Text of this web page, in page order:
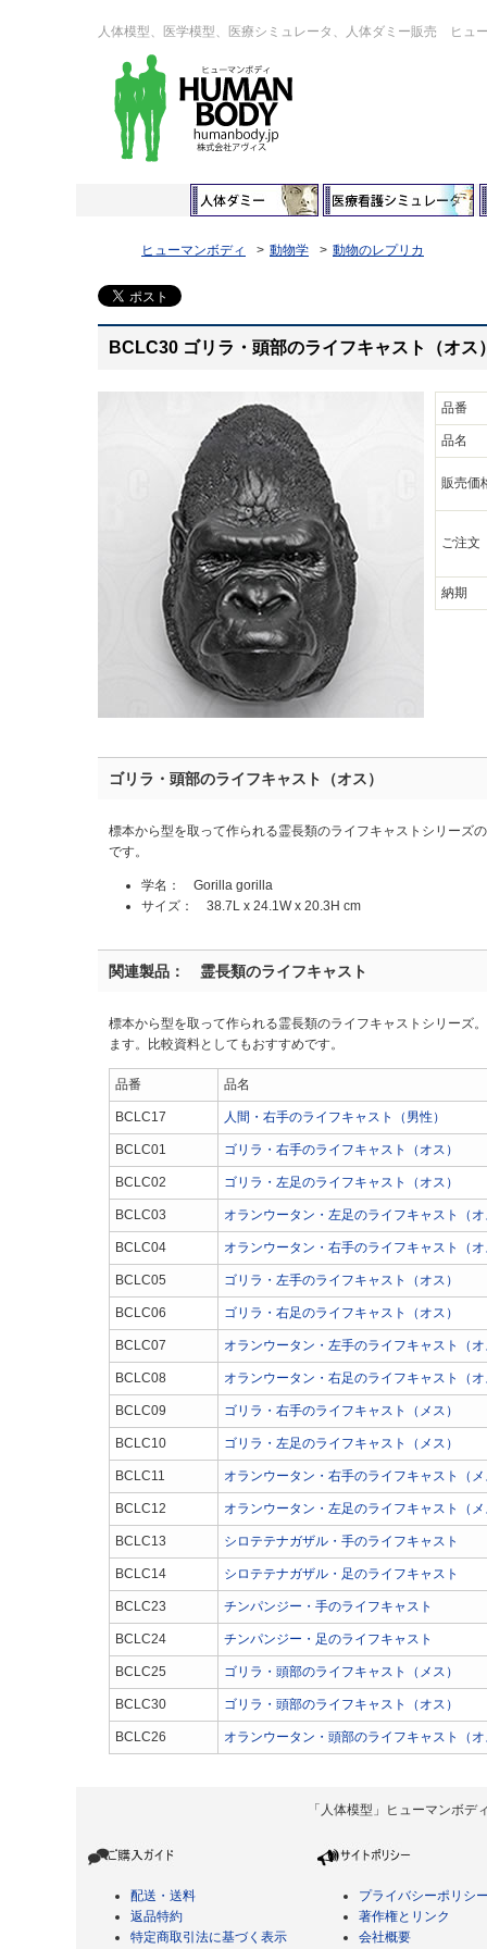
人体模型、医学模型、医療シミュレータ、人体ダミー販売 ヒュ
ヒューマンボディ 動物学 動物のレプリカ
BCLC30 ゴリラ・頭部のライフキャスト（オス
品番
品名
販売価
ご注文
納期
ゴリラ・頭部のライフキャスト（オス）
標本から型を取って作られる霊長類のライフキャストシリー
です。
学名： Gorilla gorilla
サイズ： 38.7L x 24.1W x 20.3H cm
関連製品： 霊長類のライフキャスト
標本から型を取って作られる霊長類のライフキャストシリーズ
ます。比較資料としてもおすすめです。
品番 品名
BCLC17 人間・右手のライフキャスト（男性）
BCLC01 ゴリラ・右手のライフキャスト（オス）
BCLC02 ゴリラ・左足のライフキャスト（オス）
BCLC03 オランウータン・左足のライフキャスト（
BCLC04 オランウータン・右手のライフキャスト（
BCLC05 ゴリラ・左手のライフキャスト（オス）
BCLC06 ゴリラ・右足のライフキャスト（オス）
BCLC07 オランウータン・左手のライフキャスト（
BCLC08 オランウータン・右足のライフキャスト（
BCLC09 ゴリラ・右手のライフキャスト（メス）
BCLC10 ゴリラ・左足のライフキャスト（メス）
BCLC11 オランウータン・右手のライフキャスト（
BCLC12 オランウータン・左足のライフキャスト（
BCLC13 シロテテナガザル・手のライフキャスト
BCLC14 シロテテナガザル・足のライフキャスト
BCLC23 チンパンジー・手のライフキャスト
BCLC24 チンパンジー・足のライフキャスト
BCLC25 ゴリラ・頭部のライフキャスト（メス）
BCLC30 ゴリラ・頭部のライフキャスト（オス）
BCLC26 オランウータン・頭部のライフキャスト（
「人体模型」ヒューマンボ
配送・送料
返品特約
特定商取引法に基づく表示
プライバシーポリシ
著作権とリンク
会社概要